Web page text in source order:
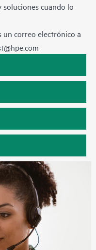
soluciones cuando lo
un correo electrónico a